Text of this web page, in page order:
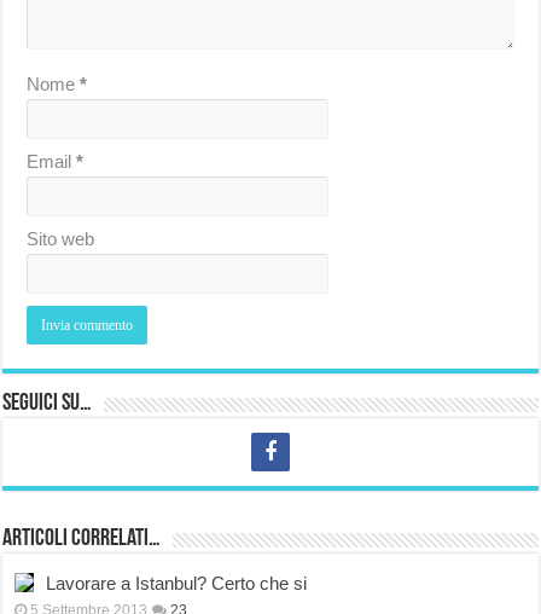
Nome*
Email*
Sito web
Seguici su…
Articoli correlati…
Lavorare a Istanbul? Certo che si